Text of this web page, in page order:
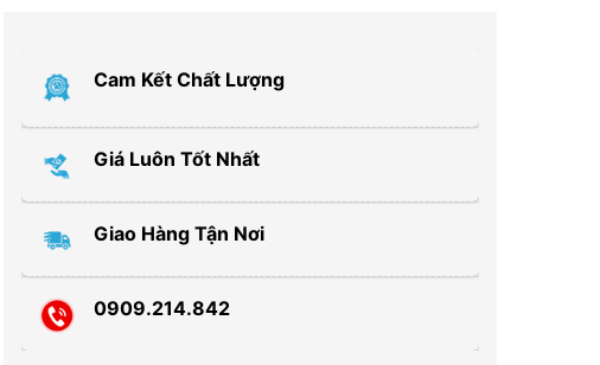
Cam Kết Chất Lượng
Giá Luôn Tốt Nhất
Giao Hàng Tận Nơi
0909.214.842